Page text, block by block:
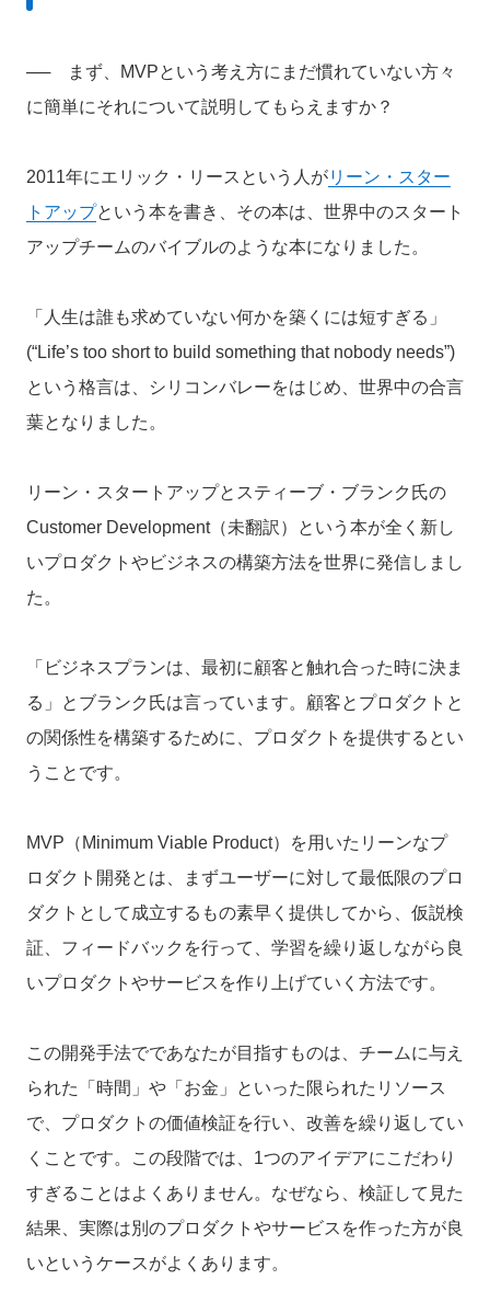
── まず、MVPという考え方にまだ慣れていない方々
に簡単にそれについて説明してもらえますか？
2011年にエリック・リースという人がリーン・スター
トアップという本を書き、その本は、世界中のスタート
アップチームのバイブルのような本になりました。
「人生は誰も求めていない何かを築くには短すぎる」
(“Life’s too short to build something that nobody needs”)
という格言は、シリコンバレーをはじめ、世界中の合言
葉となりました。
リーン・スタートアップとスティーブ・ブランク氏の
Customer Development（未翻訳）という本が全く新し
いプロダクトやビジネスの構築方法を世界に発信しまし
た。
「ビジネスプランは、最初に顧客と触れ合った時に決ま
る」とブランク氏は言っています。顧客とプロダクトと
の関係性を構築するために、プロダクトを提供するとい
うことです。
MVP（Minimum Viable Product）を用いたリーンなプ
ロダクト開発とは、まずユーザーに対して最低限のプロ
ダクトとして成立するもの素早く提供してから、仮説検
証、フィードバックを行って、学習を繰り返しながら良
いプロダクトやサービスを作り上げていく方法です。
この開発手法でであなたが目指すものは、チームに与え
られた「時間」や「お金」といった限られたリソース
で、プロダクトの価値検証を行い、改善を繰り返してい
くことです。この段階では、1つのアイデアにこだわり
すぎることはよくありません。なぜなら、検証して見た
結果、実際は別のプロダクトやサービスを作った方が良
いというケースがよくあります。